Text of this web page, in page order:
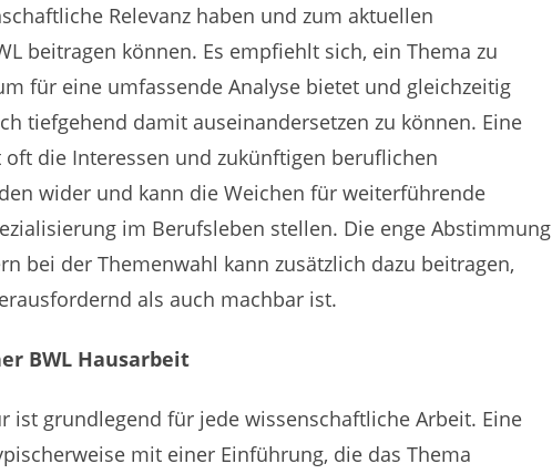
Relevanz haben und zum aktuellen
beitragen können. Es empfiehlt sich, ein Thema zu
für eine umfassende Analyse bietet und gleichzeitig
tiefgehend damit auseinandersetzen zu können. Eine
die Interessen und zukünftigen beruflichen
wider und kann die Weichen für weiterführende
im Berufsleben stellen. Die enge Abstimmung
bei der Themenwahl kann zusätzlich dazu beitragen,
als auch machbar ist.
BWL Hausarbeit
ist grundlegend für jede wissenschaftliche Arbeit. Eine
mit einer Einführung, die das Thema